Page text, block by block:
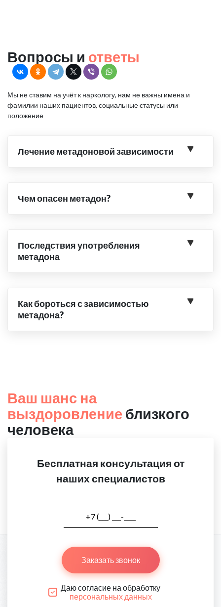
Вопросы и ответы
Мы не ставим на учёт к наркологу, нам не важны имена и
фамилии наших пациентов, социальные статусы или
положение
Лечение метадоновой зависимости
Чем опасен метадон?
Последствия употребления
метадона
Как бороться с зависимостью
метадона?
Ваш шанс на
выздоровление близкого
человека
Бесплатная консультация от
наших специалистов
Заказать звонок
Даю согласие на обработку
персональных данных